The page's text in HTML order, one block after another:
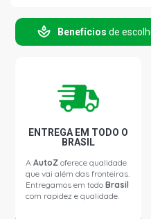
LS1313 STD CAMINHAO
1988)
Benefícios de
ENTREGA EM TODO O
BRASIL
AAutoZ oferece qualidade
que vai além das fronteiras.
Entregamos em todoBrasil
com rapidez e qualidade.